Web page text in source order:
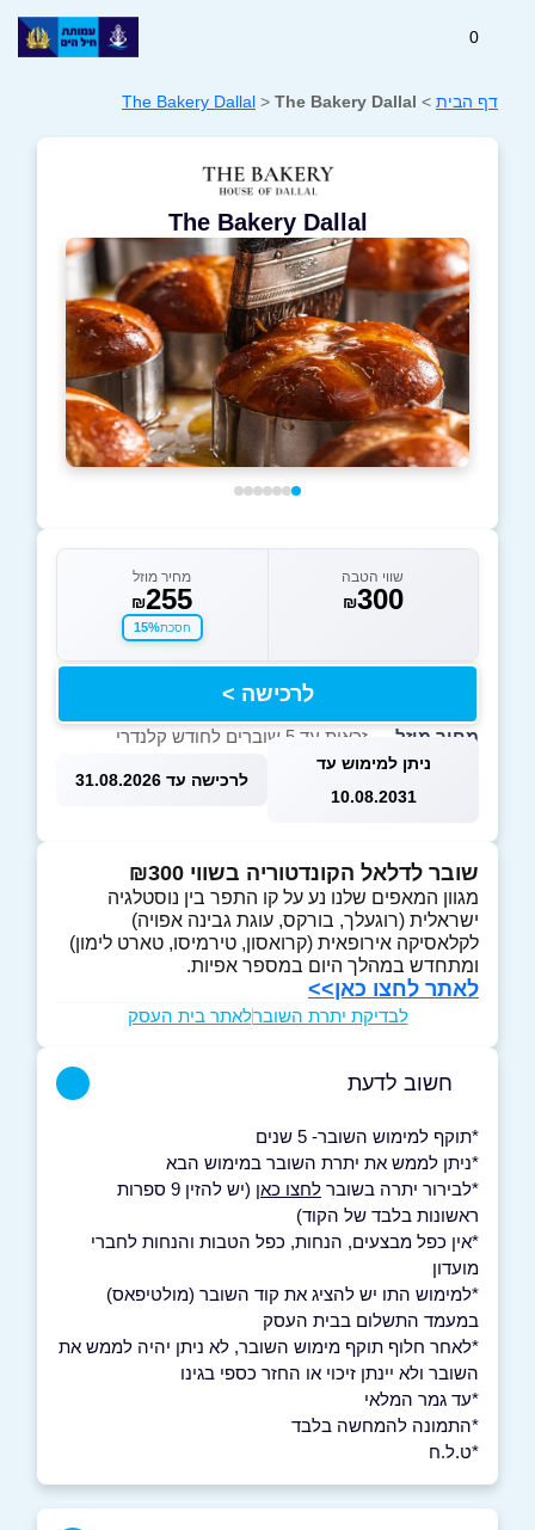
0
דף הבית >
The Bakery Dallal > The Bakery Dallal
The Bakery Dallal
שווי הטבה
₪300
מחיר מוזל
₪255
חסכת15%
לרכישה >
מחיר מוזל — זכאות עד 5 שוברים לחודש קלנדרי
ניתן למימוש עד
10.08.2031
לרכישה עד 31.08.2026
שובר לדלאל הקונדטוריה בשווי ₪300
מגוון המאפים שלנו נע על קו התפר בין נוסטלגיה
ישראלית (רוגעלך, בורקס, עוגת גבינה אפויה)
לקלאסיקה אירופאית (קרואסון, טירמיסו, טארט לימון)
ומתחדש במהלך היום במספר אפיות.
לאתר לחצו כאן>>
לבדיקת יתרת השוברלאתר בית העסק
חשוב לדעת
*תוקף למימוש השובר- 5 שנים
*ניתן לממש את יתרת השובר במימוש הבא
*לבירור יתרה בשובר לחצו כאן
(יש להזין 9 ספרות
ראשונות בלבד של הקוד)
*אין כפל מבצעים, הנחות, כפל הטבות והנחות לחברי
מועדון
*למימוש התו יש להציג את קוד השובר (מולטיפאס)
במעמד התשלום בבית העסק
*לאחר חלוף תוקף מימוש השובר, לא ניתן יהיה לממש את
השובר ולא יינתן זיכוי או החזר כספי בגינו
*עד גמר המלאי
*התמונה להמחשה בלבד
*ט.ל.ח